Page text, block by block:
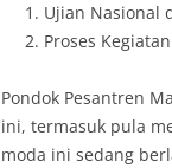
Ujian Nasional
Proses
Pondok Pesantren
ini, termasuk pula
moda ini sedang